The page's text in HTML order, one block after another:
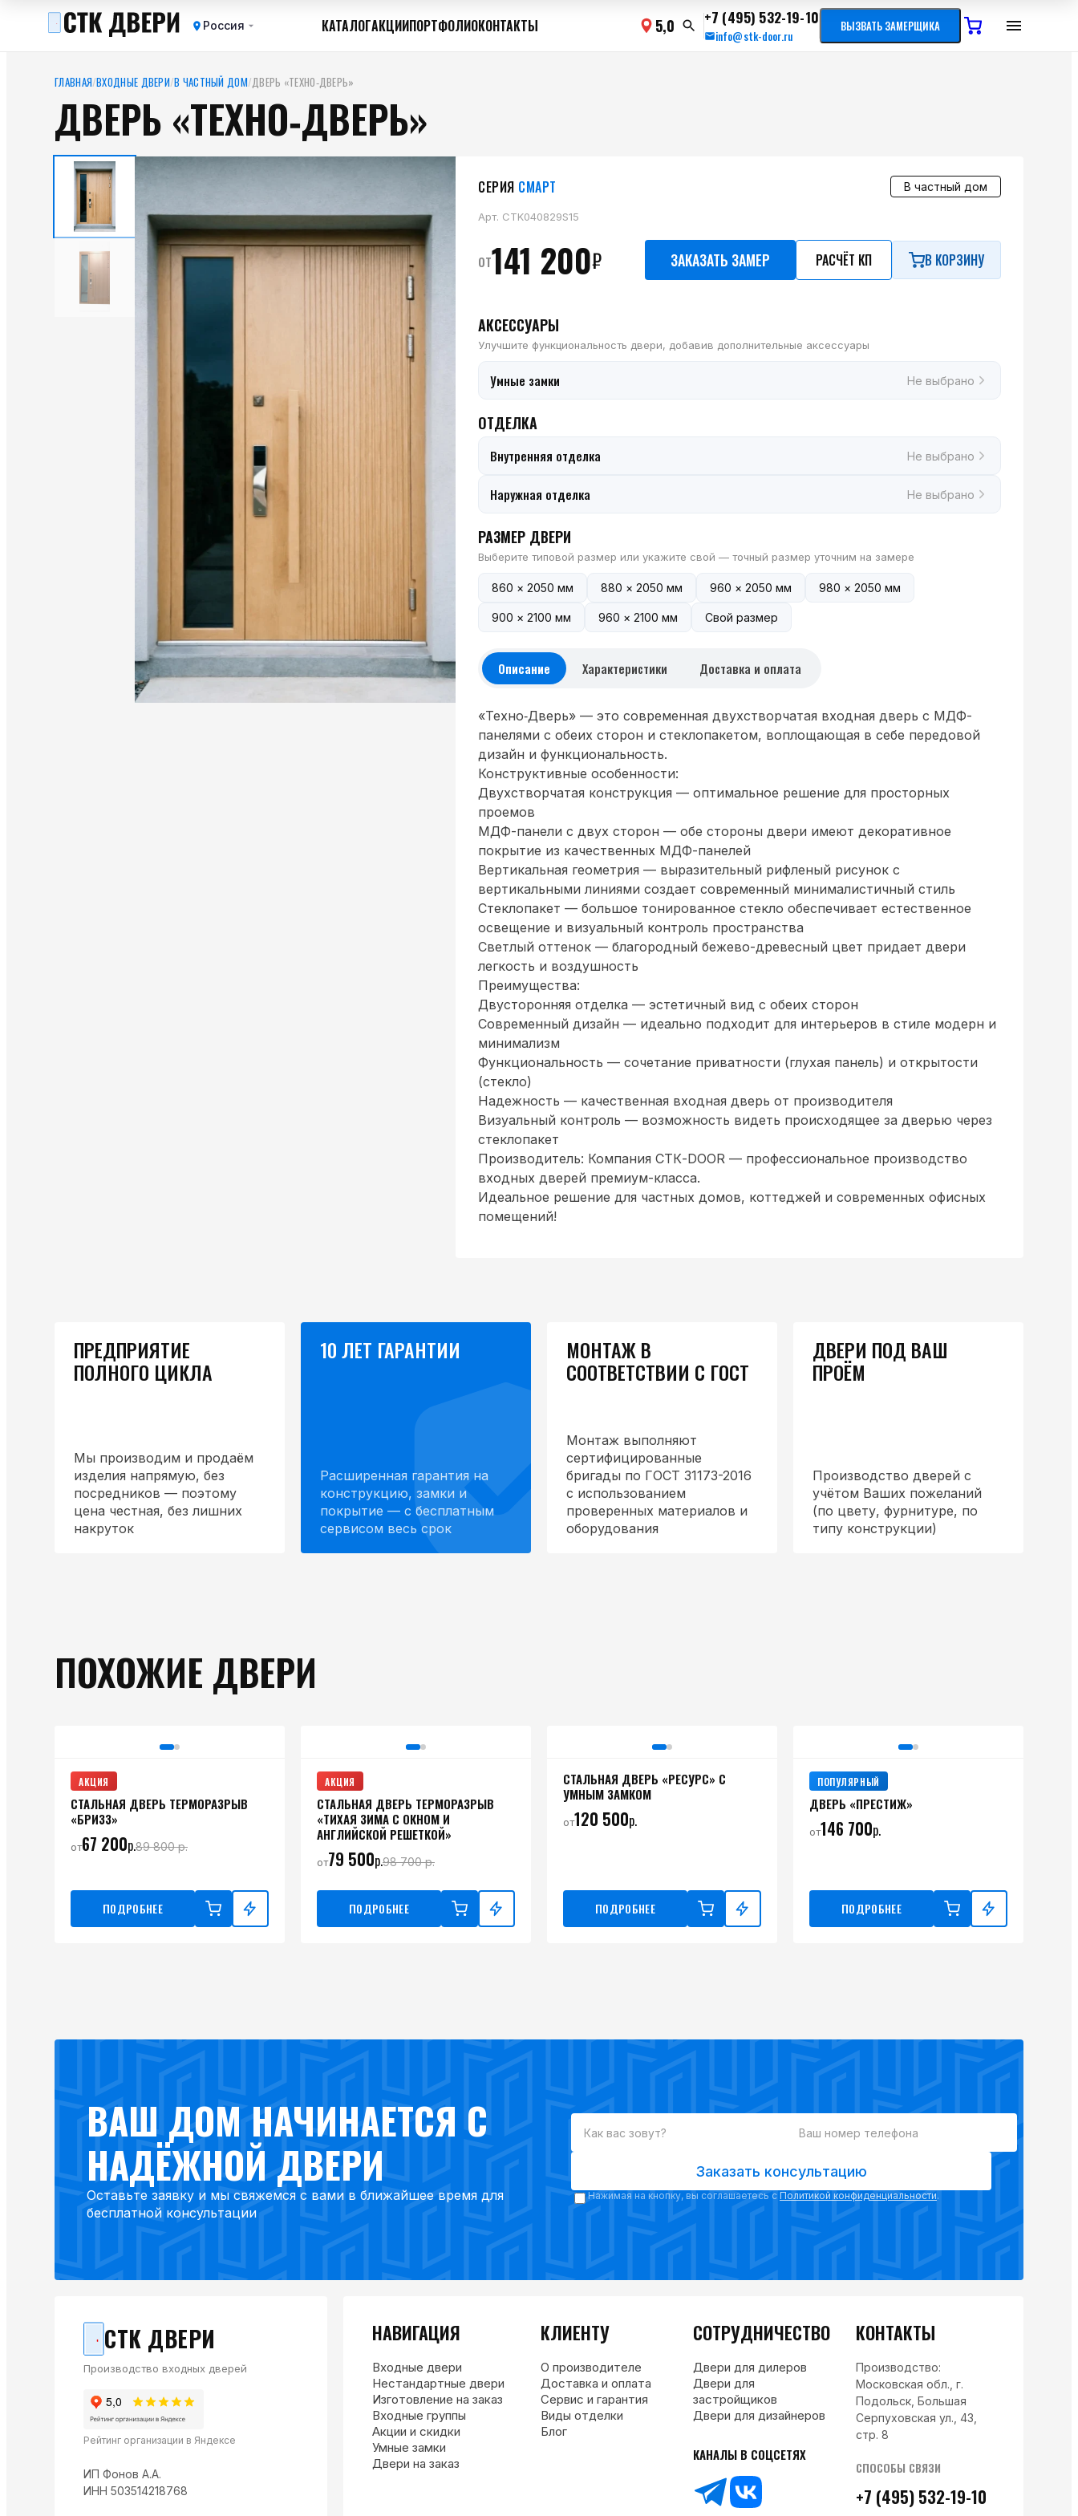
Россия КАТАЛОГАКЦИИПОРТФОЛИОКОНТАКТЫ 5,0 +7 (495) 532-19-10
info@stk-door.ru
ВЫЗВАТЬ ЗАМЕРЩИКА
ГЛАВНАЯ/ВХОДНЫЕ ДВЕРИ/В ЧАСТНЫЙ ДОМ/ДВЕРЬ «ТЕХНО‑ДВЕРЬ»
ДВЕРЬ «ТЕХНО‑ДВЕРЬ»
СЕРИЯ СМАРТ В частный дом
Арт. CTK040829S15
от141 200₽ ЗАКАЗАТЬ ЗАМЕР РАСЧЁТ КП В КОРЗИНУ
АКСЕССУАРЫ
Улучшите функциональность двери, добавив дополнительные аксессуары
Умные замки Не выбрано
ОТДЕЛКА
Внутренняя отделка Не выбрано
Наружная отделка Не выбрано
РАЗМЕР ДВЕРИ
Выберите типовой размер или укажите свой — точный размер уточним на замере
860 × 2050 мм 880 × 2050 мм 960 × 2050 мм 980 × 2050 мм
900 × 2100 мм 960 × 2100 мм Свой размер
Описание Характеристики Доставка и оплата
«Техно‑Дверь» — это современная двухстворчатая входная дверь с МДФ-
панелями с обеих сторон и стеклопакетом, воплощающая в себе передовой
дизайн и функциональность.
Конструктивные особенности:
Двухстворчатая конструкция — оптимальное решение для просторных
проемов
МДФ-панели с двух сторон — обе стороны двери имеют декоративное
покрытие из качественных МДФ-панелей
Вертикальная геометрия — выразительный рифленый рисунок с
вертикальными линиями создает современный минималистичный стиль
Стеклопакет — большое тонированное стекло обеспечивает естественное
освещение и визуальный контроль пространства
Светлый оттенок — благородный бежево-древесный цвет придает двери
легкость и воздушность
Преимущества:
Двусторонняя отделка — эстетичный вид с обеих сторон
Современный дизайн — идеально подходит для интерьеров в стиле модерн и
минимализм
Функциональность — сочетание приватности (глухая панель) и открытости
(стекло)
Надежность — качественная входная дверь от производителя
Визуальный контроль — возможность видеть происходящее за дверью через
стеклопакет
Производитель: Компания СТК-DOOR — профессиональное производство
входных дверей премиум-класса.
Идеальное решение для частных домов, коттеджей и современных офисных
помещений!
ПРЕДПРИЯТИЕ
ПОЛНОГО ЦИКЛА
Мы производим и продаём
изделия напрямую, без
посредников — поэтому
цена честная, без лишних
накруток
10 ЛЕТ ГАРАНТИИ
Расширенная гарантия на
конструкцию, замки и
покрытие — с бесплатным
сервисом весь срок
МОНТАЖ В
СООТВЕТСТВИИ С ГОСТ
Монтаж выполняют
сертифицированные
бригады по ГОСТ 31173-2016
с использованием
проверенных материалов и
оборудования
ДВЕРИ ПОД ВАШ
ПРОЁМ
Производство дверей с
учётом Ваших пожеланий
(по цвету, фурнитуре, по
типу конструкции)
ПОХОЖИЕ ДВЕРИ
АКЦИЯ
СТАЛЬНАЯ ДВЕРЬ ТЕРМОРАЗРЫВ
«БРИЗЗ»
от67 200р.89 800р.
ПОДРОБНЕЕ
АКЦИЯ
СТАЛЬНАЯ ДВЕРЬ ТЕРМОРАЗРЫВ
«ТИХАЯ ЗИМА С ОКНОМ И
АНГЛИЙСКОЙ РЕШЕТКОЙ»
от79 500р.98 700р.
ПОДРОБНЕЕ
СТАЛЬНАЯ ДВЕРЬ «РЕСУРС» С
УМНЫМ ЗАМКОМ
от120 500р.
ПОДРОБНЕЕ
ПОПУЛЯРНЫЙ
ДВЕРЬ «ПРЕСТИЖ»
от146 700р.
ПОДРОБНЕЕ
ВАШ ДОМ НАЧИНАЕТСЯ С
НАДЁЖНОЙ ДВЕРИ
Оставьте заявку и мы свяжемся с вами в ближайшее время для
бесплатной консультации
Заказать консультацию
Нажимая на кнопку, вы соглашаетесь с Политикой конфиденциальности.
СТК ДВЕРИ
Производство входных дверей
Рейтинг организации в Яндексе
ИП Фонов А.А.
ИНН 503514218768
НАВИГАЦИЯ
Входные двери
Нестандартные двери
Изготовление на заказ
Входные группы
Акции и скидки
Умные замки
Двери на заказ
КЛИЕНТУ
О производителе
Доставка и оплата
Сервис и гарантия
Виды отделки
Блог
СОТРУДНИЧЕСТВО
Двери для дилеров
Двери для
застройщиков
Двери для дизайнеров
КАНАЛЫ В СОЦСЕТЯХ
КОНТАКТЫ
Производство:
Московская обл., г.
Подольск, Большая
Серпуховская ул., 43,
стр. 8
СПОСОБЫ СВЯЗИ
+7 (495) 532-19-10